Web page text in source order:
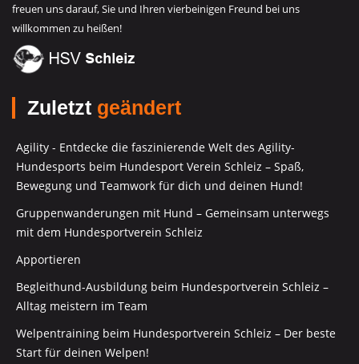
freuen uns darauf, Sie und Ihren vierbeinigen Freund bei uns
willkommen zu heißen!
Zuletzt geändert
Agility - Entdecke die faszinierende Welt des Agility-
Hundesports beim Hundesport Verein Schleiz – Spaß,
Bewegung und Teamwork für dich und deinen Hund!
Gruppenwanderungen mit Hund – Gemeinsam unterwegs
mit dem Hundesportverein Schleiz
Apportieren
Begleithund-Ausbildung beim Hundesportverein Schleiz –
Alltag meistern im Team
Welpentraining beim Hundesportverein Schleiz – Der beste
Start für deinen Welpen!